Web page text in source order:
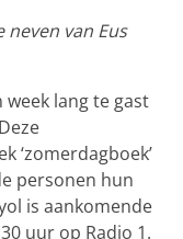
neven van Eus
lang te gast
‘zomerdagboek’
personen hun
is aankomende
uur op Radio 1.